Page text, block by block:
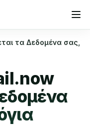
τα Δεδομένα σας,